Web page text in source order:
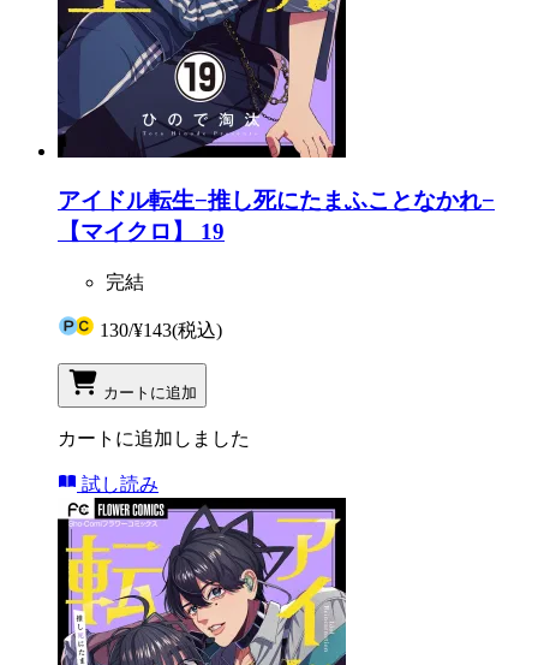
アイドル転生−推し死にたまふことなかれ−
【マイクロ】 19
完結
130/¥143(税込)
カートに追加
カートに追加しました
試し読み